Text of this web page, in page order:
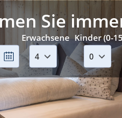
Sie
Erwachsene Kinder (0-